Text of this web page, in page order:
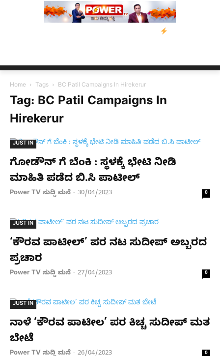
ನ್ಯೂಸ್ ಕಾರ್ಪ್‌ಗೆ
Home Tags BC Patil Campaigns In Hirekerur
Tag: BC Patil Campaigns In
Hirekerur
JUST IN
ಗೋಡೌನ್ ಗೆ ಬೆಂಕಿ : ಸ್ಥಳಕ್ಕೆ ಭೇಟಿ ನೀಡಿ
ಮಾಹಿತಿ ಪಡೆದ ಬಿ.ಸಿ ಪಾಟೀಲ್
Power TV ಸುದ್ದಿ ಮನೆ - 30/04/2023 0
JUST IN
‘ಕೌರವ ಪಾಟೀಲ್’ ಪರ ನಟ ಸುದೀಪ್ ಅಬ್ಬರದ
ಪ್ರಚಾರ
Power TV ಸುದ್ದಿ ಮನೆ - 27/04/2023 0
JUST IN
ನಾಳೆ ‘ಕೌರವ ಪಾಟೀಲ’ ಪರ ಕಿಚ್ಚ ಸುದೀಪ್ ಮತ
ಬೇಟೆ
Power TV ಸುದ್ದಿ ಮನೆ - 26/04/2023 0